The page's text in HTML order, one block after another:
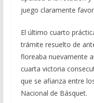
juego claramente
El último cuarto
trámite resuelto de
floreaba nuevamente
cuarta victoria
que se afianza entre
Nacional de Básquet.